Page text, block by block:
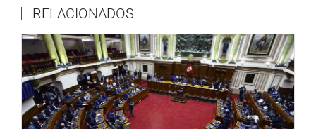
Quiroz Barboza hizo un llamado a las autoridades para
trabajar de manera conjunta, para sacar adelante los
proyectos, además asumió el compromiso de canalizar la
problemática ante las autoridades competentes.
El legislador visitó, también, el Centro Poblado de
Campamento Túnel Conchano en la provincia de Chota,
donde el alcalde Neptalí Díaz, solicitó al congresista
RELACIONADOS